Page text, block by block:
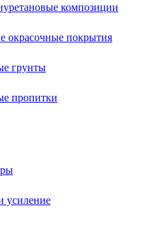
композиции
окрасочные покрытия
грунты
пропитки
усиление